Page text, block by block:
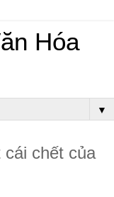
Hóa
▼
chết của